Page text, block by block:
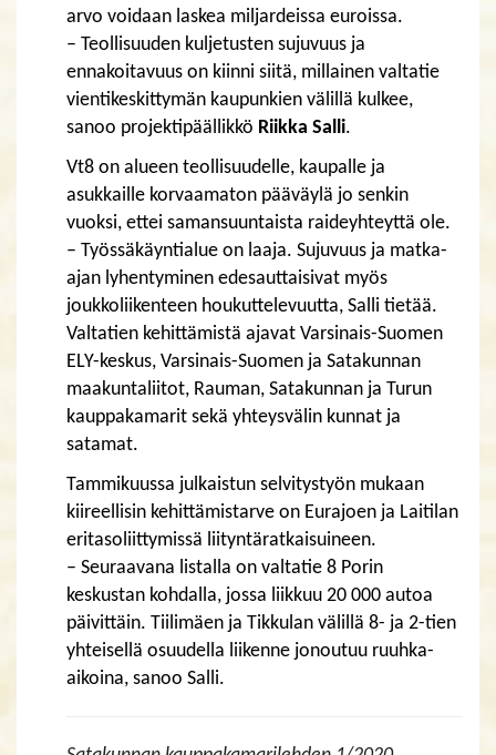
arvo voidaan laskea miljardeissa euroissa.
– Teollisuuden kuljetusten sujuvuus ja
ennakoitavuus on kiinni siitä, millainen valtatie
vientikeskittymän kaupunkien välillä kulkee,
sanoo projektipäällikkö Riikka Salli.
Vt8 on alueen teollisuudelle, kaupalle ja
asukkaille korvaamaton pääväylä jo senkin
vuoksi, ettei samansuuntaista raideyhteyttä ole.
– Työssäkäyntialue on laaja. Sujuvuus ja matka-
ajan lyhentyminen edesauttaisivat myös
joukkoliikenteen houkuttelevuutta, Salli tietää.
Valtatien kehittämistä ajavat Varsinais-Suomen
ELY-keskus, Varsinais-Suomen ja Satakunnan
maakuntaliitot, Rauman, Satakunnan ja Turun
kauppakamarit sekä yhteysvälin kunnat ja
satamat.
Tammikuussa julkaistun selvitystyön mukaan
kiireellisin kehittämistarve on Eurajoen ja Laitilan
eritasoliittymissä liityntäratkaisuineen.
– Seuraavana listalla on valtatie 8 Porin
keskustan kohdalla, jossa liikkuu 20 000 autoa
päivittäin. Tiilimäen ja Tikkulan välillä 8- ja 2-tien
yhteisellä osuudella liikenne jonoutuu ruuhka-
aikoina, sanoo Salli.